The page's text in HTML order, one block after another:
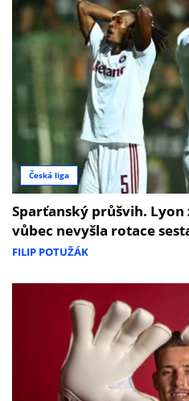
Česká liga
Sparťanský průšvih.
vůbec nevyšla rotace
FILIP POTUŽÁK